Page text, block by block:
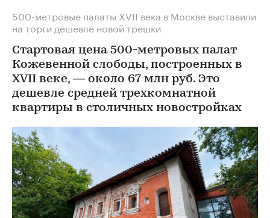
500-метровые палаты XVII века в Москве выставили
на торги дешевле новой трешки
Стартовая цена 500-метровых палат
Кожевенной слободы, построенных в
XVII веке, — около 67 млн руб. Это
дешевле средней трехкомнатной
квартиры в столичных новостройках